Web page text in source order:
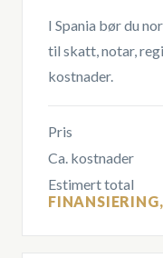
I Spania bør du
til skatt, notar,
kostnader.
Pris
Ca. kostnader
Estimert total